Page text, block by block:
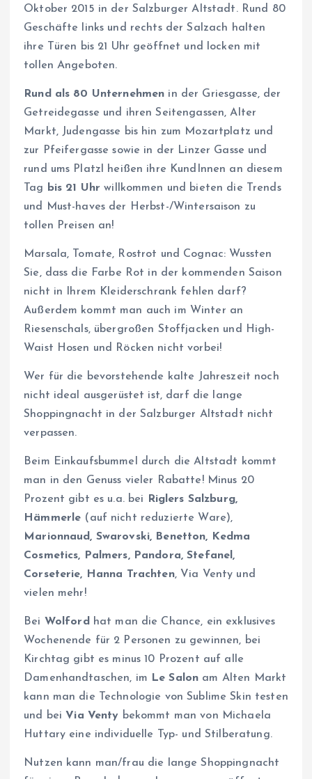
Oktober 2015 in der Salzburger Altstadt. Rund 80
Geschäfte links und rechts der Salzach halten
ihre Türen bis 21 Uhr geöffnet und locken mit
tollen Angeboten.
Rund als 80 Unternehmen in der Griesgasse, der
Getreidegasse und ihren Seitengassen, Alter
Markt, Judengasse bis hin zum Mozartplatz und
zur Pfeifergasse sowie in der Linzer Gasse und
rund ums Platzl heißen ihre KundInnen an diesem
Tag
bis 21 Uhr willkommen und bieten die Trends
und Must-haves der Herbst-/Wintersaison zu
tollen Preisen an!
Marsala, Tomate, Rostrot und Cognac: Wussten
Sie, dass die Farbe Rot in der kommenden Saison
nicht in Ihrem Kleiderschrank fehlen darf?
Außerdem kommt man auch im Winter an
Riesenschals, übergroßen Stoffjacken und High-
Waist Hosen und Röcken nicht vorbei!
Wer für die bevorstehende kalte Jahreszeit noch
nicht ideal ausgerüstet ist, darf die lange
Shoppingnacht in der Salzburger Altstadt nicht
verpassen.
Beim Einkaufsbummel durch die Altstadt kommt
man in den Genuss vieler Rabatte! Minus 20
Prozent gibt es u.a. bei
Riglers Salzburg,
Hämmerle (auf nicht reduzierte Ware),
Marionnaud, Swarovski, Benetton, Kedma
Cosmetics, Palmers, Pandora, Stefanel,
Corseterie, Hanna Trachten, Via Venty und
vielen mehr!
Bei Wolford
hat man die Chance, ein exklusives
Wochenende für 2 Personen zu gewinnen, bei
Kirchtag gibt es minus 10 Prozent auf alle
Damenhandtaschen, im
Le Salon am Alten Markt
kann man die Technologie von Sublime Skin testen
und bei Via Venty bekommt man von Michaela
Huttary eine individuelle Typ- und Stilberatung.
Nutzen kann man/frau die lange Shoppingnacht